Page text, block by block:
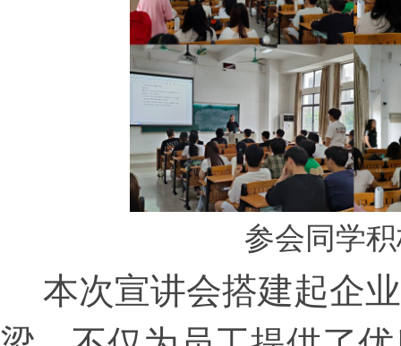
参会同学
本次宣讲会搭建起企